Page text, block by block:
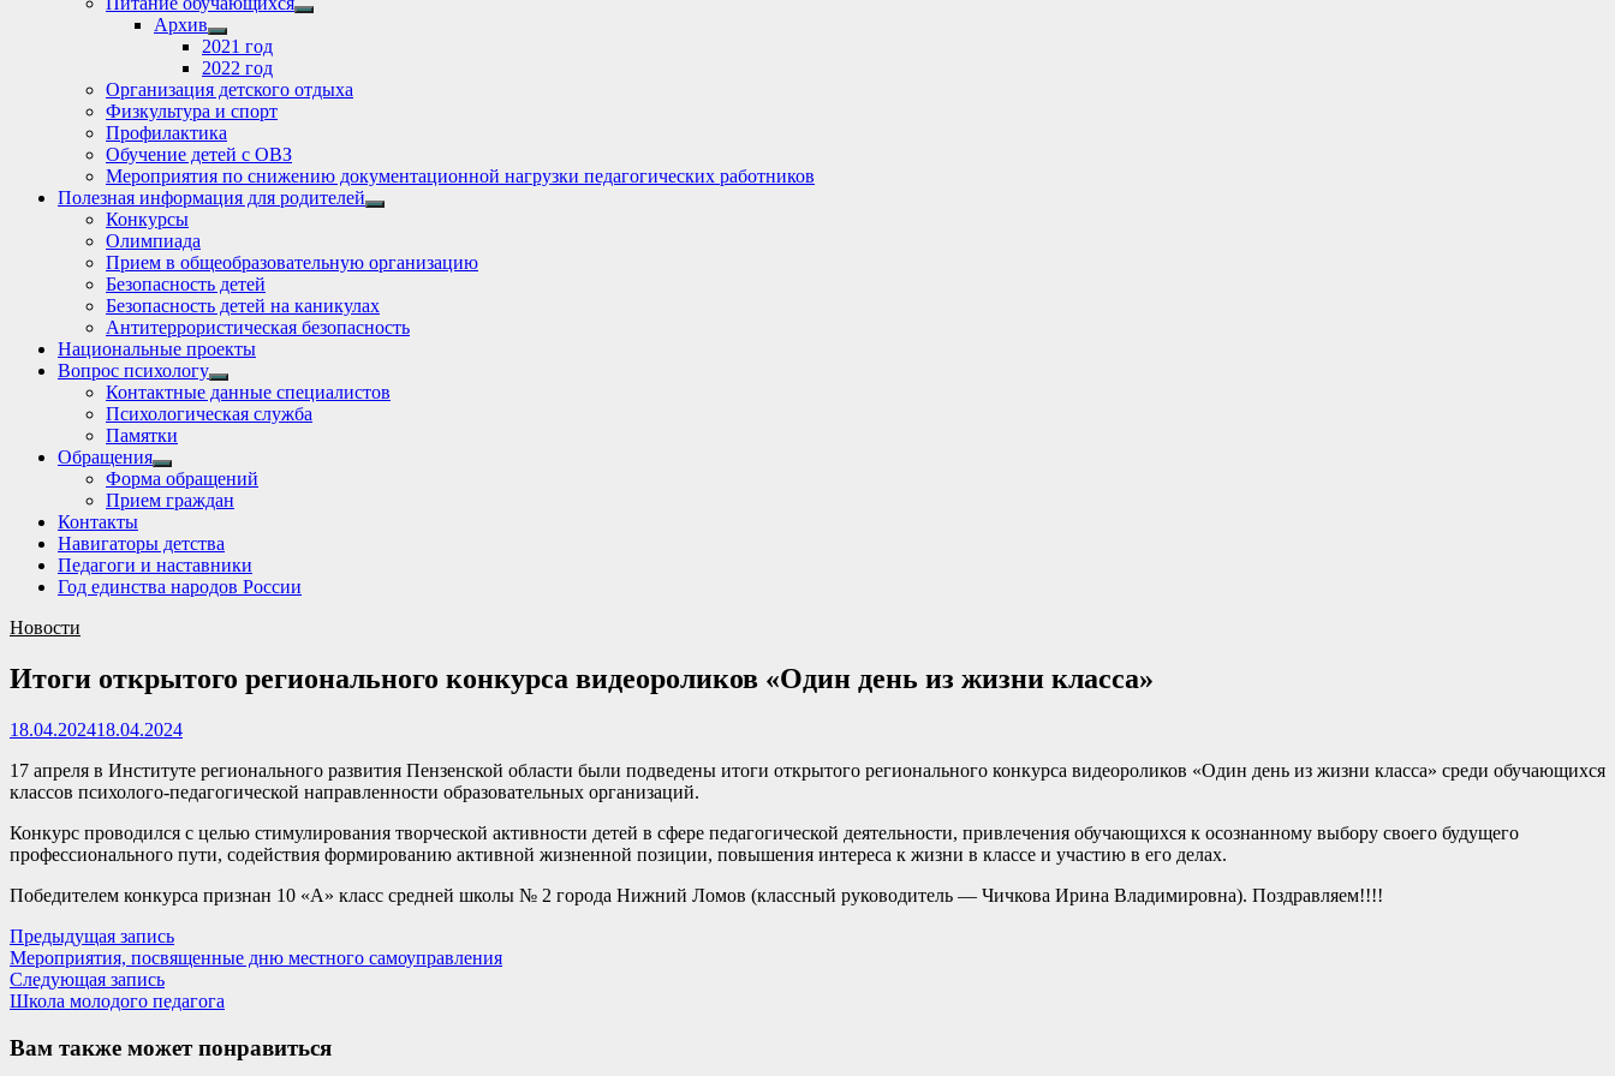
Show
Архив
Show
sub
menu
2021 год
2022 год
Организация детского отдыха
Физкультура и спорт
Профилактика
Обучение детей с ОВЗ
Мероприятия по снижению документационной нагрузки педагогических работников
Полезная информация для родителей
Show
Конкурсы
Олимпиада
Прием в общеобразовательную организацию
Безопасность детей
Безопасность детей на каникулах
Антитеррористическая безопасность
Национальные проекты
Вопрос психологу
Show
sub
menu
Контактные данные специалистов
Психологическая служба
Памятки
Обращения
Show
sub
menu
Форма обращений
Прием граждан
Контакты
Навигаторы детства
Педагоги и наставники
Год единства народов России
Новости
Итоги открытого регионального конкурса видеороликов «Один день из жизни класса»
18.04.202418.04.2024
17 апреля в Институте регионального развития Пензенской области были подведены итоги открытого регионального конкурса видеороликов «Один день из жизни класса» среди обучающихся
классов психолого-педагогической направленности образовательных организаций.
Конкурс проводился с целью стимулирования творческой активности детей в сфере педагогической деятельности, привлечения обучающихся к осознанному выбору своего будущего
профессионального пути, содействия формированию активной жизненной позиции, повышения интереса к жизни в классе и участию в его делах.
Победителем конкурса признан 10 «А» класс средней школы № 2 города Нижний Ломов (классный руководитель — Чичкова Ирина Владимировна). Поздравляем!!!!
Навигация
по
записям
Предыдущая записьПредыдущая
запись:
Мероприятия, посвященные дню местного самоуправления
Следующая записьСледующая
запись:
Школа молодого педагога
Вам также может понравиться